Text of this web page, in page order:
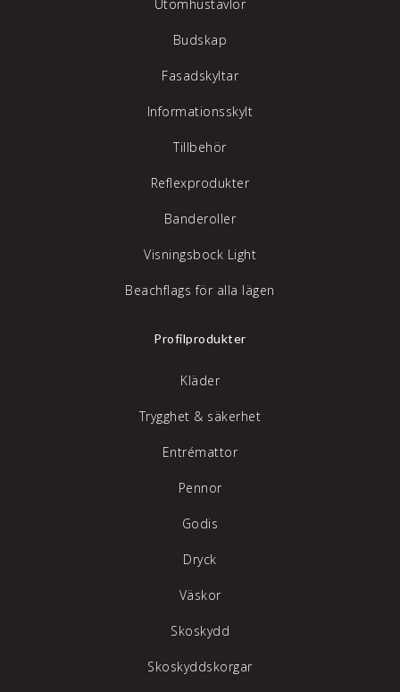
Utomhustavlor
Budskap
Fasadskyltar
Informationsskylt
Tillbehör
Reflexprodukter
Banderoller
Visningsbock Light
Beachflags för alla lägen
Profilprodukter
Kläder
Trygghet & säkerhet
Entrémattor
Pennor
Godis
Dryck
Väskor
Skoskydd
Skoskyddskorgar